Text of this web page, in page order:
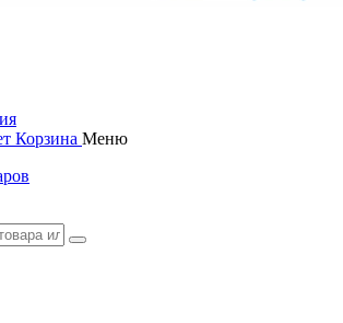
Корзина Меню